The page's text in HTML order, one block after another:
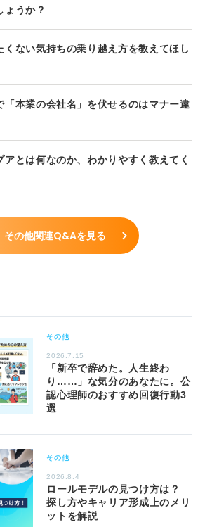
ょうか？
くない気持ちの乗り越え方を教えてほし
「本業の会社名」を伏せるのはマナー違
アとは何なのか、わかりやすく教えてく
その他関連Q&Aを見る
その他
2026.7.15
「新卒で辞めた。人生終わ
り……」な気分のあなたに。公
認心理師のおすすめ回復行動3
選
その他
2026.8.4
ロールモデルの見つけ方は？
探し方やキャリア形成上のメリ
ットを解説